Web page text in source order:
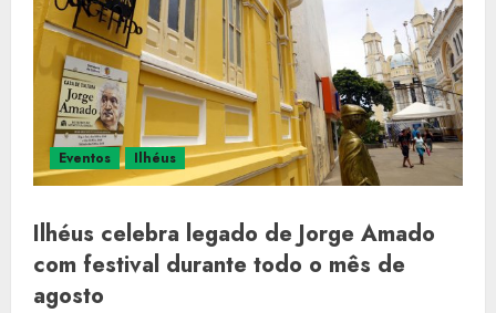
Eventos Ilhéus
Ilhéus celebra legado de Jorge Amado
com festival durante todo o mês de
agosto